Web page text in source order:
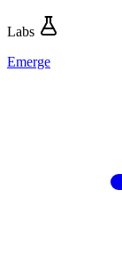
Labs
Emerge